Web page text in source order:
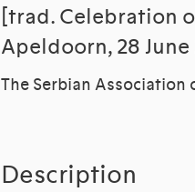
[trad. Celebration
Apeldoorn, 28 June
The Serbian Association
Description